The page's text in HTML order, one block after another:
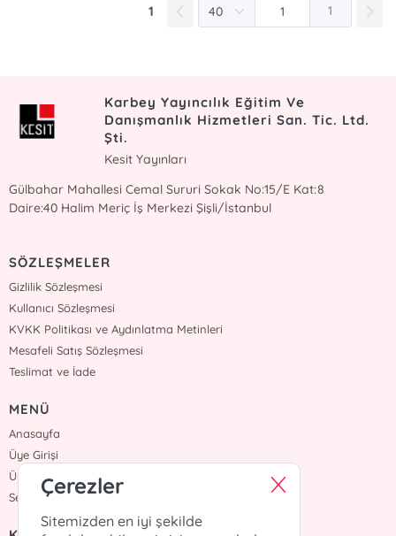
1 1
Karbey Yayıncılık Eğitim Ve
Danışmanlık Hizmetleri San. Tic. Ltd.
Şti.
Kesit Yayınları
Gülbahar Mahallesi Cemal Sururi Sokak No:15/E Kat:8
Daire:40 Halim Meriç İş Merkezi Şişli/İstanbul
SÖZLEŞMELER
Gizlilik Sözleşmesi
Kullanıcı Sözleşmesi
KVKK Politikası ve Aydınlatma Metinleri
Mesafeli Satış Sözleşmesi
Teslimat ve İade
MENÜ
Anasayfa
Üye Girişi
Üye Ol
SepetimÇerezler
Sitemizden en iyi şekilde